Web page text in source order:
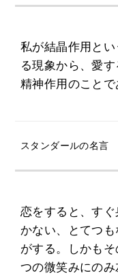
私が結晶作用と
る現象から、愛
精神作用のことで
スタンダールの名言
恋をすると、す
かない、とてつ
がする。しかも
つの微笑みにのみ